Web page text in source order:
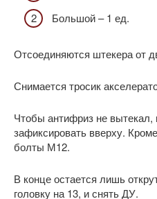
Большой – 1 ед.
Отсоединяются штекера от
Снимается тросик
Чтобы антифриз не вытекал,
зафиксировать вверху.
болты М12.
В конце остается лишь
головку на 13, и снять ДУ.